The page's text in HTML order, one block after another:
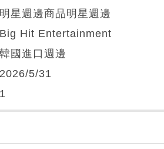
明星週邊商品明星週邊
Big Hit Entertainment
韓國進口週邊
2026/5/31
1